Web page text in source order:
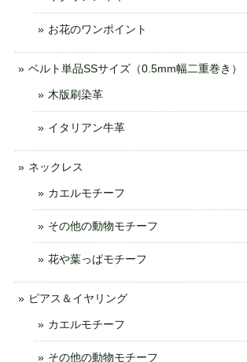
お花のワンポイント
ベルト単品SSサイズ（0.5mm幅二重巻き）
木版刷染革
イタリアン牛革
ネックレス
カエルモチーフ
その他の動物モチーフ
花や葉っぱモチーフ
ピアス＆イヤリング
カエルモチーフ
その他の動物モチーフ